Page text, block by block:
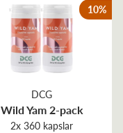
DCG
Wild Yam 2-pack
2x 360 kapslar
10%